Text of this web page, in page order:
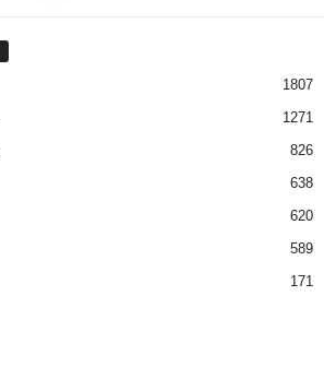
1807
1271
826
638
620
589
171